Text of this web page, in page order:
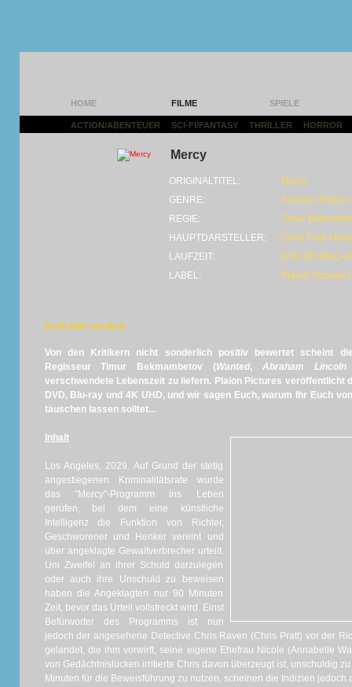
HOME FILME SPIELE
ACTION/ABENTEUER SCI-FI/FANTASY THRILLER HORROR
Mercy
ORIGINALTITEL:
Mercy
GENRE:
Science-Fiction
REGIE:
Timur
HAUPTDARSTELLER:
Chris Pratt •
LAUFZEIT:
DVD (95 Min) •
LABEL:
Plaion Pictures
02.05.2026 von MarS
Von den Kritikern nicht sonderlich positiv bewertet scheint
Regisseur Timur Bekmambetov (Wanted,Abraham Lincoln
verschwendete Lebenszeit zu liefern. Plaion Pictures veröffentlicht
DVD, Blu-ray und 4K UHD, und wir sagen Euch, warum Ihr Euch
täuschen lassen solltet...
Inhalt
Los Angeles, 2029. Auf Grund der stetig
angestiegenen Kriminalitätsrate wurde
das "Mercy"-Programm ins Leben
gerufen, bei dem eine künstliche
Intelligenz die Funktion von Richter,
Geschworener und Henker vereint und
über angeklagte Gewaltverbrecher urteilt.
Um Zweifel an ihrer Schuld darzulegen
oder auch ihre Unschuld zu beweisen
haben die Angeklagten nur 90 Minuten
Zeit, bevor das Urteil vollstreckt wird. Einst
Befürworter des Programms ist nun
jedoch der angesehene Detective Chris Raven (Chris Pratt) vor der
gelandet, die ihm vorwirft, seine eigene Ehefrau Nicole (Annabelle
von Gedächtnislücken irritierte Chris davon überzeugt ist, unschuldig
Minuten für die Beweisführung zu nutzen, scheinen die Indizien jedoch